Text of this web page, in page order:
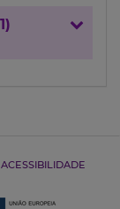
ACESSIBILIDADE